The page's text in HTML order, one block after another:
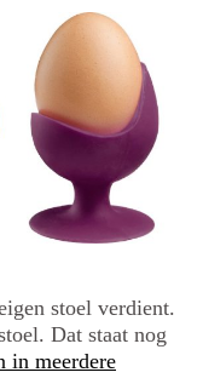
stoel verdient.
Dat staat nog
in meerdere